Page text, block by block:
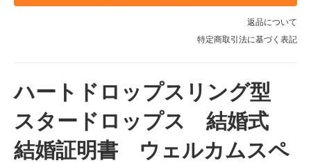
返品について
特定商取引法に基づく表記
ハートドロップスリング型
スタードロップス 結婚式
結婚証明書 ウェルカムスペ